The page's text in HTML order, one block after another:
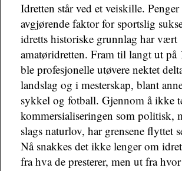
Idretten står ved et veiskille. Penger
avgjørende faktor for sportslig
idretts historiske grunnlag har vært
amatøridretten. Fram til langt ut på
ble profesjonelle utøvere nektet
landslag og i mesterskap, blant
sykkel og fotball. Gjennom å ikke
kommersialiseringen som politisk,
slags naturlov, har grensene flyttet
Nå snakkes det ikke lenger om
fra hva de presterer, men ut fra